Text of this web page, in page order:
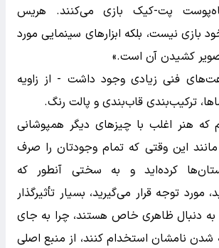
پت-کیک بازی می‌کنند. هریس
بازی نیست، بلکه ابزارهای سینمایی مورد
کشیدن آن است.»
فنی زیادی وجود داشت - از زاویه
ترکیب‌بندی قاب‌بندی و پالت رنگ.
که هنر اغلب با چیزهای دیگر همپوشانی
مانند این وقتی که تمام وجودتان را صرف
کرده‌اید و به سختی آنطور که
توجه قرار می‌گیرید، بسیار تأثیرگذار
به دنبال ظاهری خاص هستند، چرا به جای
شدن نامشان استخدام کنند، از منبع اصلی